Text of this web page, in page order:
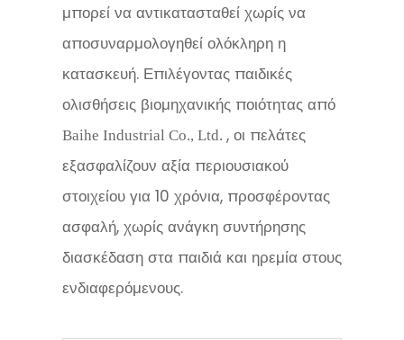
μπορεί να αντικατασταθεί χωρίς να
αποσυναρμολογηθεί ολόκληρη η
κατασκευή. Επιλέγοντας παιδικές
ολισθήσεις βιομηχανικής ποιότητας από
Baihe Industrial Co., Ltd. , οι πελάτες
εξασφαλίζουν αξία περιουσιακού
στοιχείου για 10 χρόνια, προσφέροντας
ασφαλή, χωρίς ανάγκη συντήρησης
διασκέδαση στα παιδιά και ηρεμία στους
ενδιαφερόμενους.